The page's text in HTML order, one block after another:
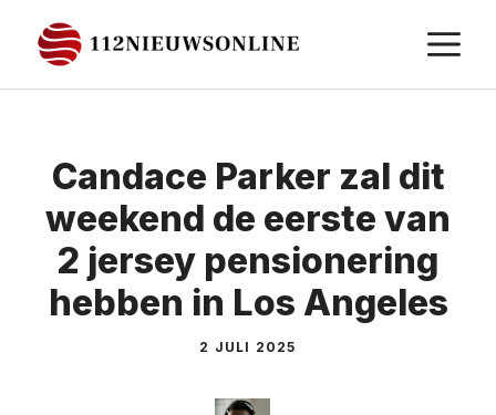
naar
de
Candace Parker zal dit
weekend de eerste van
2 jersey pensionering
hebben in Los Angeles
2 JULI 2025